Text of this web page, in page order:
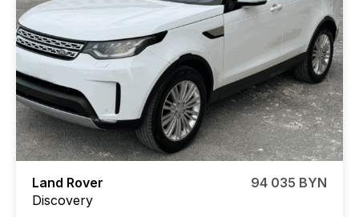
Land Rover
Discovery
94 035 BYN